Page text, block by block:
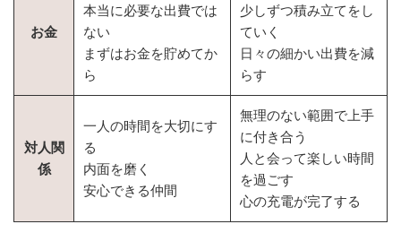
お金
本当に必要な出費では
ない
まずはお金を貯めてか
ら
少しずつ積み立てをし
ていく
日々の細かい出費を減
らす
対人関
係
一人の時間を大切にす
る
内面を磨く
安心できる仲間
無理のない範囲で上手
に付き合う
人と会って楽しい時間
を過ごす
心の充電が完了する